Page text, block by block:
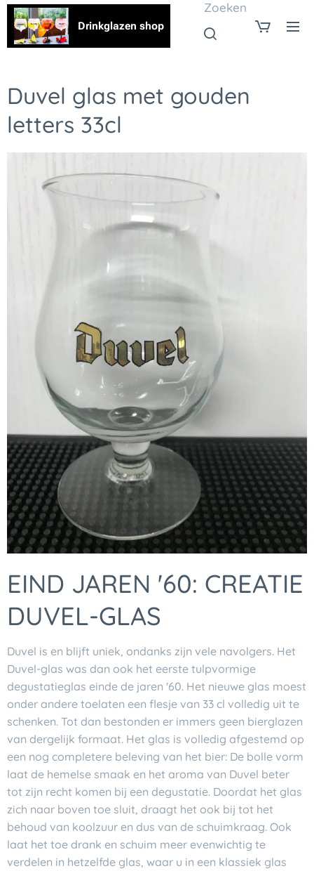
Drinkglazen shop
Zoeken
Duvel glas met gouden
letters 33cl
EIND JAREN '60: CREATIE
DUVEL-GLAS
Duvel is en blijft uniek, ondanks zijn vele navolgers. Het
Duvel-glas was dan ook het eerste tulpvormige
degustatieglas einde de jaren '60. Het nieuwe glas moest
onder andere toelaten een flesje van 33 cl volledig uit te
schenken. Tot dan bestonden er immers geen bierglazen
van dergelijk formaat. Het glas is volledig afgestemd op
een nog completere beleving van het bier: De bolle vorm
laat de hemelse smaak en het aroma van Duvel beter
tot zijn recht komen bij een degustatie. Doordat het glas
zich naar boven toe sluit, draagt het ook bij tot het
behoud van koolzuur en dus van de schuimkraag. Ook
laat het toe drank en schuim meer evenwichtig te
verdelen in hetzelfde glas, waar u in een klassiek glas